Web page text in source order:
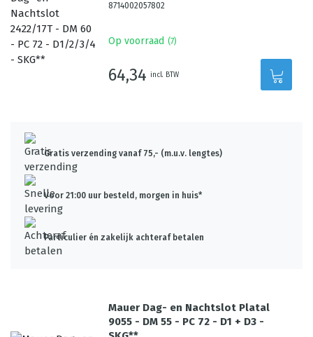
8714002057802
Op voorraad (7)
64,34 incl. BTW
Gratis verzending vanaf 75,- (m.u.v. lengtes)
Voor 21:00 uur besteld, morgen in huis*
Particulier én zakelijk achteraf betalen
Mauer Dag- en Nachtslot Platal
9055 - DM 55 - PC 72 - D1 + D3 -